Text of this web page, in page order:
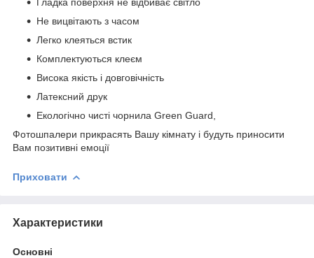
Не вицвітають з часом
Легко клеяться встик
Комплектуються клеєм
Висока якість і довговічність
Латексний друк
Екологічно чисті чорнила Green Guard,
Фотошпалери прикрасять Вашу кімнату і будуть приносити
Вам позитивні емоції
Приховати
Характеристики
Основні